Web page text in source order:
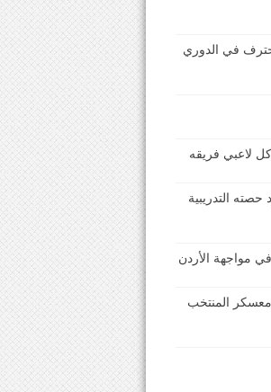
في الدوري
لاعبي فريقه
التدريبية
في مواجهة الأردن
معسكر المنتخب